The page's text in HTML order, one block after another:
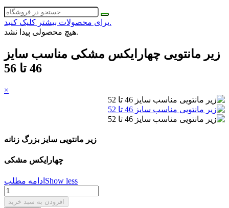
برای محصولات بیشتر کلیک کنید.
هیچ محصولی پیدا نشد.
زیر مانتویی چهارایکس مشکی مناسب سایز
46 تا 56
×
زیر مانتویی سایز بزرگ زنانه
چهارایکس مشکی
ادامه مطلب Show less
افزودن به سبد خرید